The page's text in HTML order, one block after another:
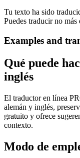
Tu texto ha sido
Puedes traducir no más
Examples and
Qué puede
inglés
El traductor en línea
alemán y inglés,
gratuito y ofrece
contexto.
Modo de